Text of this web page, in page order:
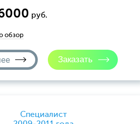
руб.
обзор
Специалист